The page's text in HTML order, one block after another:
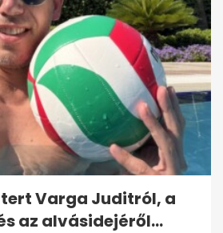
Varga Juditról, a
az alvásidejéről...